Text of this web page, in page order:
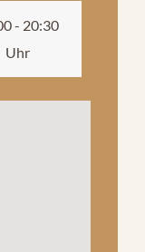
- 20:30
Uhr